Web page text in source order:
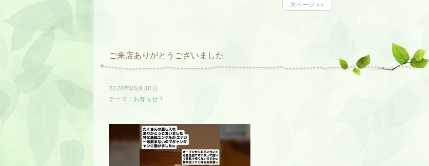
次ページ >>
ご来店ありがとうございました
2026年05月30日
テーマ： お知らせ